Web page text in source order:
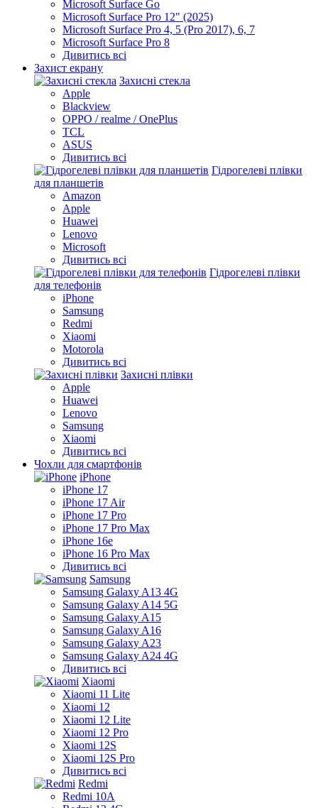
Microsoft Surface Go
Microsoft Surface Pro 12" (2025)
Microsoft Surface Pro 4, 5 (Pro 2017), 6, 7
Microsoft Surface Pro 8
Дивитись всі
Захист екрану
Захисні стекла
Apple
Blackview
OPPO / realme / OnePlus
TCL
ASUS
Дивитись всі
Гідрогелеві плівки
для планшетів
Amazon
Apple
Huawei
Lenovo
Microsoft
Дивитись всі
Гідрогелеві плівки
для телефонів
iPhone
Samsung
Redmi
Xiaomi
Motorola
Дивитись всі
Захисні плівки
Apple
Huawei
Lenovo
Samsung
Xiaomi
Дивитись всі
Чохли для смартфонів
iPhone
iPhone 17
iPhone 17 Air
iPhone 17 Pro
iPhone 17 Pro Max
iPhone 16e
iPhone 16 Pro Max
Дивитись всі
Samsung
Samsung Galaxy A13 4G
Samsung Galaxy A14 5G
Samsung Galaxy A15
Samsung Galaxy A16
Samsung Galaxy A23
Samsung Galaxy A24 4G
Дивитись всі
Xiaomi
Xiaomi 11 Lite
Xiaomi 12
Xiaomi 12 Lite
Xiaomi 12 Pro
Xiaomi 12S
Xiaomi 12S Pro
Дивитись всі
Redmi
Redmi 10A